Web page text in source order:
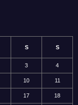
S S
3 4
10 11
17 18